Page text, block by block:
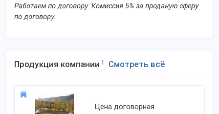
Работаем по договору. Комиссия 5% за проданую сферу
по договору.
Продукция компании 1 Смотреть всё
Цена договорная